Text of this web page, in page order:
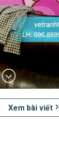
Xem bài viết